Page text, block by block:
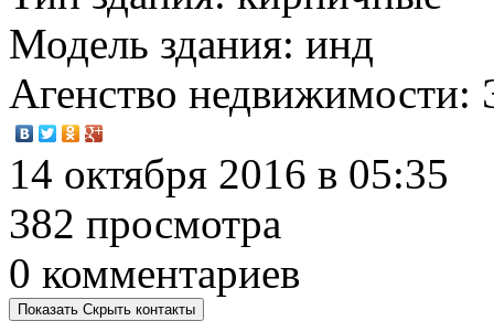
Модель здания: инд
Агенство недвижимости:
14 октября 2016 в 05:35
382 просмотра
0 комментариев
Показать Скрыть контакты